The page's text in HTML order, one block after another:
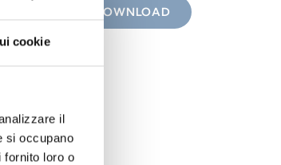
cookie
il
si occupano
fornito loro o
DOWNLOAD